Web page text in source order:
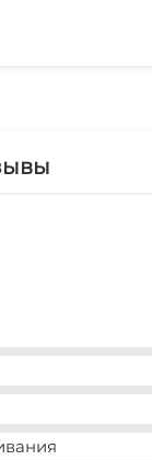
принадлежности